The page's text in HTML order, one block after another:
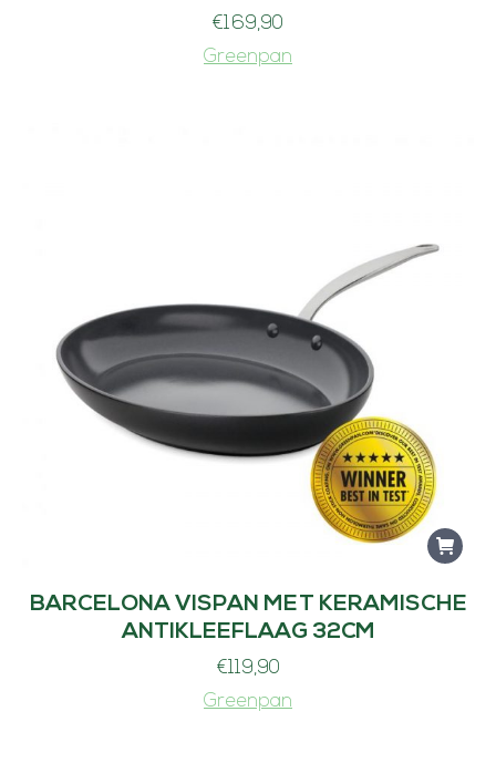
€169,90
Greenpan
BARCELONA VISPAN MET KERAMISCHE
ANTIKLEEFLAAG 32CM
€119,90
Greenpan